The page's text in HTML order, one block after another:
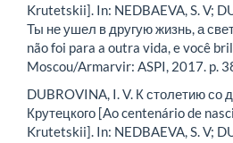
Krutetskii]. In: NEDBAEVA, S. V;
Ты не ушел в другую жизнь, а
não foi para a outra vida, e você
Moscou/Armarvir: ASPI, 2017. p.
DUBROVINA, I. V. К столетию со
Крутецкого [Ao centenário de
Krutetskii]. In: NEDBAEVA, S. V;